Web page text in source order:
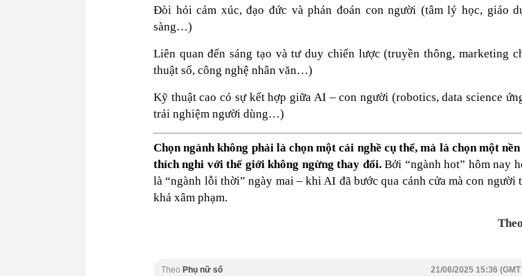
Đòi hỏi cảm xúc, đạo đức và phán đoán con người (tâm lý học, giáo
sàng…)
Liên quan đến sáng tạo và tư duy chiến lược (truyền thông, marketing
thuật số, công nghệ nhân văn…)
Kỹ thuật cao có sự kết hợp giữa AI – con người (robotics, data science
trải nghiệm người dùng…)
Chọn ngành không phải là chọn một cái nghề cụ thể, mà là chọn một
thích nghi với thế giới không ngừng thay đổi.Bởi “ngành hot” hôm nay
là “ngành lỗi thời” ngày mai – khi AI đã bước qua cánh cửa mà con người
khả xâm phạm.
Theo Phụ nữ số 21/06/2025 15:36 (GMT